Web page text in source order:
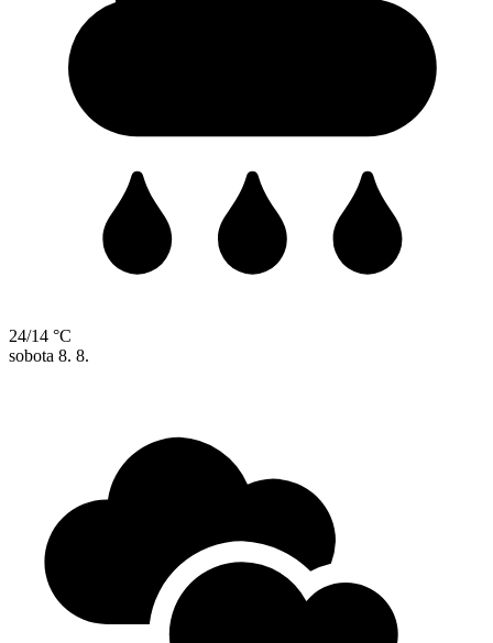
24/14 °C
sobota 8. 8.